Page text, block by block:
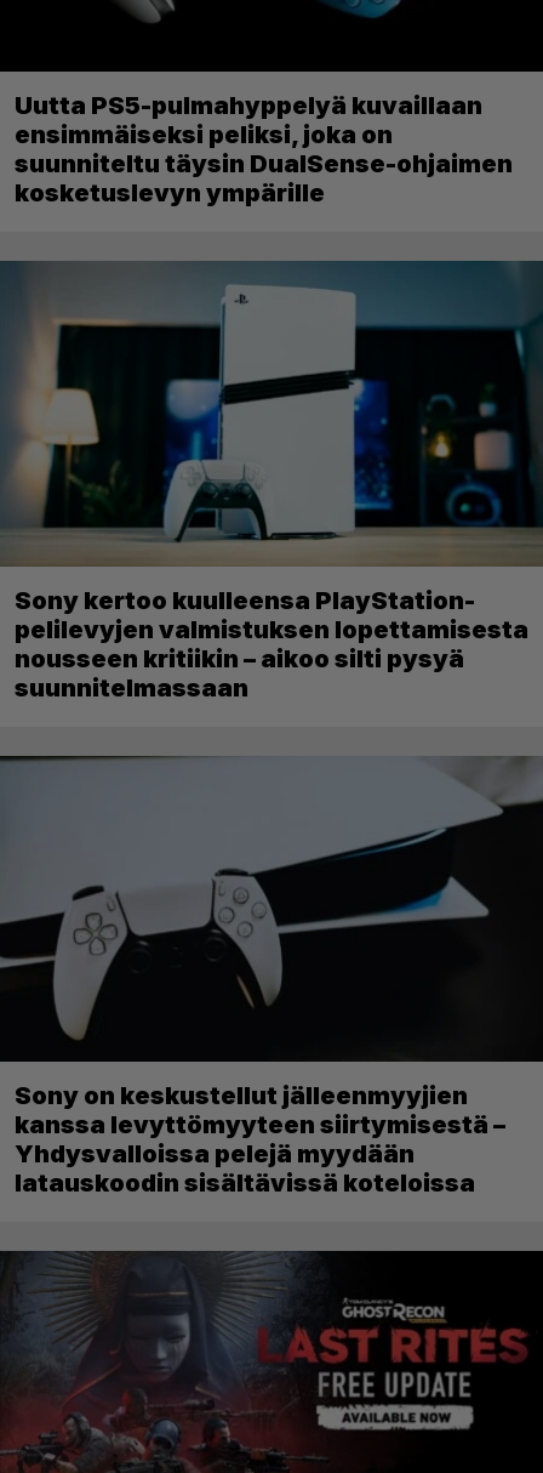
Uutta PS5-pulmahyppelyä kuvaillaan
ensimmäiseksi peliksi, joka on
suunniteltu täysin DualSense-ohjaimen
kosketuslevyn ympärille
Sony kertoo kuulleensa PlayStation-
pelilevyjen valmistuksen lopettamisesta
nousseen kritiikin – aikoo silti pysyä
suunnitelmassaan
Sony on keskustellut jälleenmyyjien
kanssa levyttömyyteen siirtymisestä –
Yhdysvalloissa pelejä myydään
latauskoodin sisältävissä koteloissa